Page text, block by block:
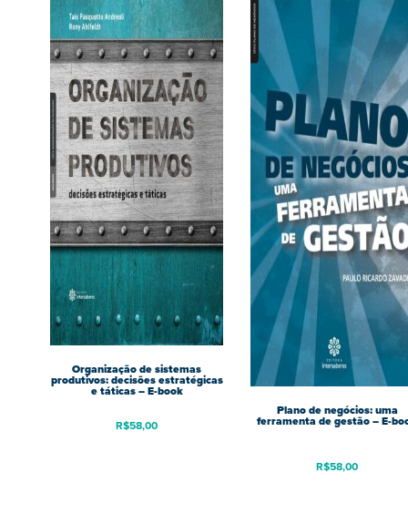
Organização de sistemas
produtivos: decisões estratégicas
e táticas – E-book
R$58,00
Plano de negócios: uma
ferramenta de gestão – E-
R$58,00